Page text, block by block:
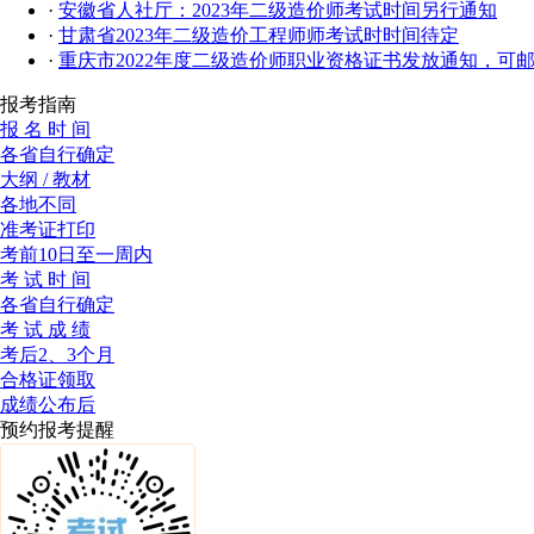
· 安徽省人社厅：2023年二级造价师考试时间另行通知
· 甘肃省2023年二级造价工程师师考试时时间待定
· 重庆市2022年度二级造价师职业资格证书发放通知，可
报考指南
报 名 时 间
各省自行确定
大纲 / 教材
各地不同
准考证打印
考前10日至一周内
考 试 时 间
各省自行确定
考 试 成 绩
考后2、3个月
合格证领取
成绩公布后
预约报考提醒